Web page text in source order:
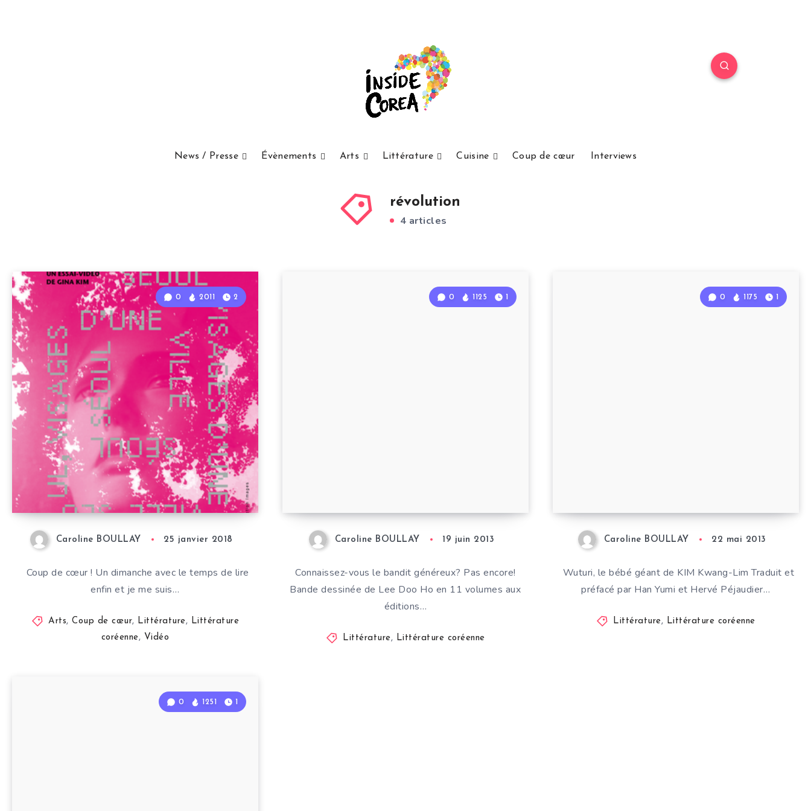
News / Presse Évènements Arts Littérature Cuisine Coup de cœur Interviews
révolution
4 articles
0 2011 2
Caroline BOULLAY 25 janvier 2018
Coup de cœur ! Un dimanche avec le temps de lire
enfin et je me suis…
Arts,Coup de cœur, Littérature, Littérature
coréenne, Vidéo
0 1125 1
Caroline BOULLAY 19 juin 2013
Connaissez-vous le bandit généreux? Pas encore!
Bande dessinée de Lee Doo Ho en 11 volumes aux
éditions…
Littérature, Littérature coréenne
0 1175 1
Caroline BOULLAY 22 mai 2013
Wuturi, le bébé géant de KIM Kwang-Lim Traduit et
préfacé par Han Yumi et Hervé Péjaudier…
Littérature, Littérature coréenne
0 1251 1